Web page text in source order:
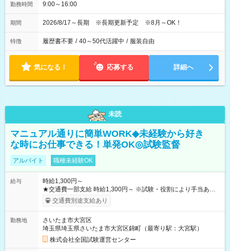
勤務時間 9:00～16:00
期間 2026/8/17～長期 ※長期更新予定 ※8月～OK！
特徴 履歴書不要 / 40～50代活躍中 / 服装自由
気になる！ 応募する 詳細へ
未読
マニュアル通りに簡単WORK◆未経験から好き
な時にお仕事できる！単発OK◎試験監督
アルバイト 職種未経験OK
給与
時給1,300円～
★交通費一部支給 時給1,300円～ ※試験・役割により手当あり
※勤務回数により昇給あり 【即給（前払い）オプションあ
り！】 希望される場合、勤務から1週間ほどで給与の一部を受け
例】 ・河合塾模擬試験 8:30～17:30（休憩1時間） 時給1,300円
×8時間＝日収10,400円＋交通費 ※当日の役割により時給＋100
円の場合あり ・国家試験 7:00～13:30（休憩なし） 時給1,300
円（役割手当＋100円）×6時間＝日収8,400円＋交通費 【試用期
交通費別途支給あり
勤務地
さいたま市大宮区
埼玉県埼玉県さいたま市大宮区錦町（最寄り駅：大宮駅）
株式会社全国試験運営センター